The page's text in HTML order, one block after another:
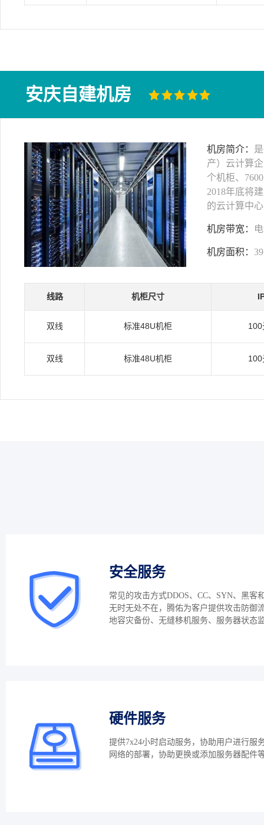
安庆自建机房
机房简介：
产）云计算
个机柜、
2018年底将
的云计算中
机房带宽：
机房面积：
线路 机柜尺寸
双线 标准48U机柜 100
双线 标准48U机柜 100
安全服务
常见的攻击方式DDOS、CC、SYN、黑客
无时无处不在，腾佑为客户提供攻击防御
地容灾备份、无缝移机服务、服务器状态
硬件服务
提供7x24小时启动服务，协助用户进行服
网络的部署，协助更换或添加服务器配件